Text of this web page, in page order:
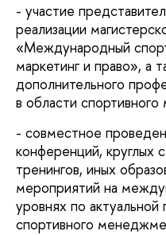
- участие
реализации
«Международный
маркетинг и право», а
дополнительного
в области
- совместное
конференций, круглых
тренингов, иных
мероприятий на
уровнях по
спортивного